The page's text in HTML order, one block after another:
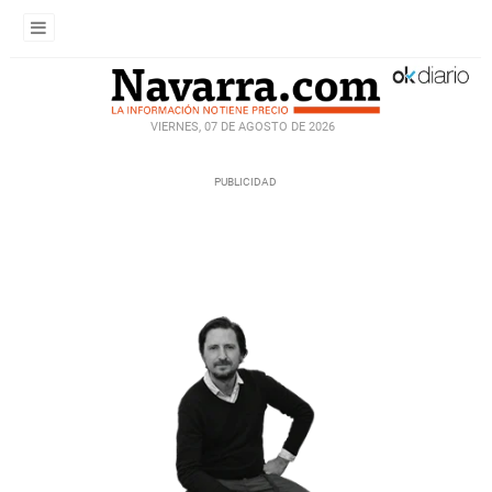
VIERNES, 07 DE AGOSTO DE 2026